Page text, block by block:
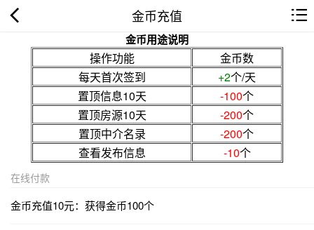
金币充值
金币用途说明
操作功能
金币数
每天首次签到
+2个/天
置顶信息10天
-100个
置顶房源10天
-200个
置顶中介名录
-200个
查看发布信息
-10个
在线付款
金币充值10元：获得金币100个